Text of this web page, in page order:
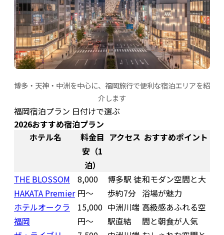
博多・天神・中洲を中心に、福岡旅行で便利な宿泊エリアを紹
介します
福岡宿泊プラン 日付けで選ぶ
2026おすすめ宿泊プラン
ホテル名
料金目
安（1
泊）
アクセス おすすめポイント
THE BLOSSOM
HAKATA Premier
8,000
円〜
博多駅 徒
歩約7分
和モダン空間と大
浴場が魅力
ホテルオークラ
福岡
15,000
円〜
中洲川端
駅直結
高級感あふれる空
間と朝食が人気